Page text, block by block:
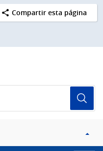
Compartir esta página